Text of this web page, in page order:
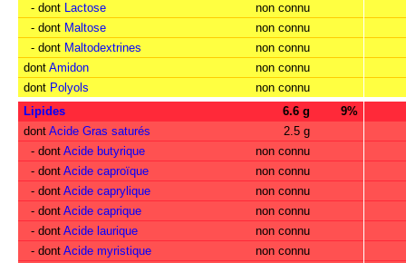
- dont Lactose
non connu
- dont Maltose
non connu
- dont Maltodextrines
non connu
dont Amidon
non connu
dont Polyols
non connu
Lipides
6.6 g
9%
dont Acide Gras saturés
2.5 g
- dont Acide butyrique
non connu
- dont Acide caproïque
non connu
- dont Acide caprylique
non connu
- dont Acide caprique
non connu
- dont Acide laurique
non connu
- dont Acide myristique non connu